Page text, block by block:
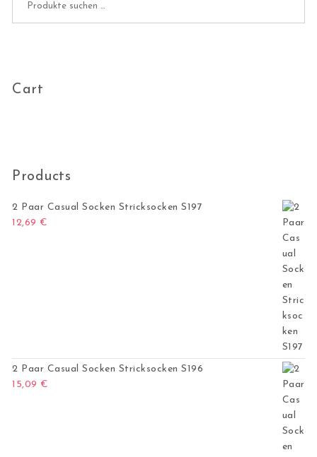
Cart
Products
2 Paar Casual Socken Stricksocken S197
12,69 €
2 Paar Casual Socken Stricksocken S196
15,09 €